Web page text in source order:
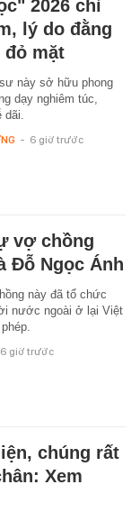
2026 chỉ
lý do đằng
đỏ mặt
này sở hữu phong
dạy nghiêm túc,
dãi.
- 6 giờ trước
vợ chồng
Đỗ Ngọc Ánh
này đã tổ chức
nước ngoài ở lại Việt
6 giờ trước
chúng rất
Xem